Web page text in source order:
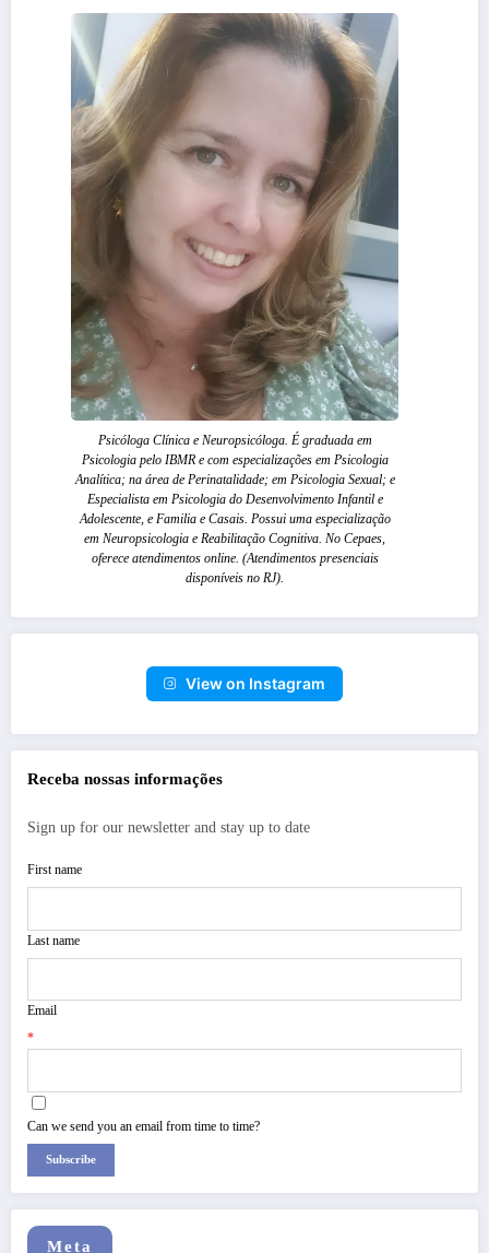
Psicóloga Clínica e Neuropsicóloga. É graduada em
Psicologia pelo IBMR e com especializações em Psicologia
Analítica; na área de Perinatalidade; em Psicologia Sexual; e
Especialista em Psicologia do Desenvolvimento Infantil e
Adolescente, e Familia e Casais. Possui uma especialização
em Neuropsicologia e Reabilitação Cognitiva. No Cepaes,
oferece atendimentos online. (Atendimentos presenciais
disponíveis no RJ).
View on Instagram
Receba nossas informações
Sign up for our newsletter and stay up to date
First name
Last name
Email
*
Can we send you an email from time to time?
Subscribe
Meta